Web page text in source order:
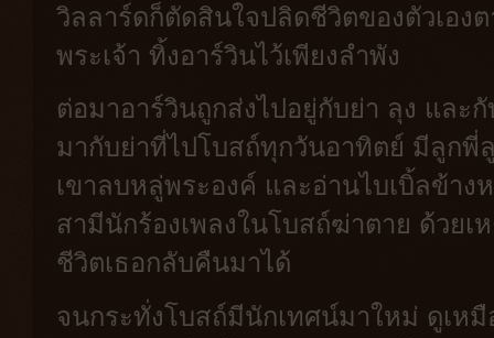
วิลลาร์ดก็ตัดสินใจปลิดชีวิตของตัวเอง
พระเจ้า ทิ้งอาร์วินไว้เพียงลำพัง
ต่อมาอาร์วินถูกส่งไปอยู่กับย่า ลุง และ
มากับย่าที่ไปโบสถ์ทุกวันอาทิตย์ มีลูกพี่
เขาลบหลู่พระองค์ และอ่านไบเบิ้ลข้า
สามีนักร้องเพลงในโบสถ์ฆ่าตาย ด้วยเ
ชีวิตเธอกลับคืนมาได้
จนกระทั่งโบสถ์มีนักเทศน์มาใหม่ ดูเห